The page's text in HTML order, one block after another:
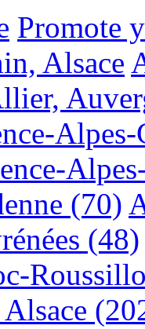
Promote
Alsace
(70)
(48)